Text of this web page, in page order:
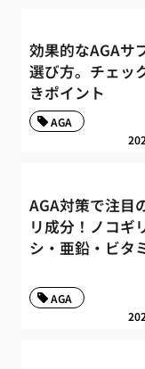
効果的なAGAサ
選び方。チェッ
きポイント
AGA
AGA対策で注目
リ成分！ノコギ
シ・亜鉛・ビタ
AGA